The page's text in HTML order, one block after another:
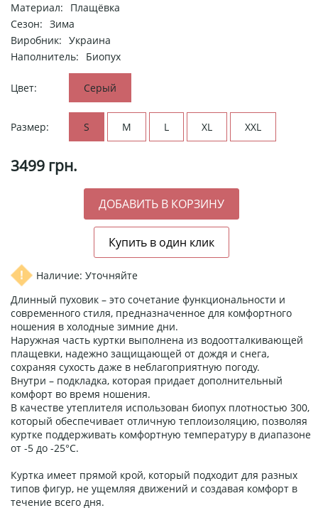
Материал:
Плащёвка
Сезон: Зима
Виробник: Украина
Наполнитель:
Биопух
Цвет: Серый
Размер: S M L XL XXL
3499 грн.
Наличие: Уточняйте
Длинный пуховик – это сочетание функциональности и
современного стиля, предназначенное для комфортного
ношения в холодные зимние дни.
Наружная часть куртки выполнена из водоотталкивающей
плащевки, надежно защищающей от дождя и снега,
сохраняя сухость даже в неблагоприятную погоду.
Внутри – подкладка, которая придает дополнительный
комфорт во время ношения.
В качестве утеплителя использован биопух плотностью 300,
который обеспечивает отличную теплоизоляцию, позволяя
куртке поддерживать комфортную температуру в диапазоне
от -5 до -25°C.
Куртка имеет прямой крой, который подходит для разных
типов фигур, не ущемляя движений и создавая комфорт в
течение всего дня.